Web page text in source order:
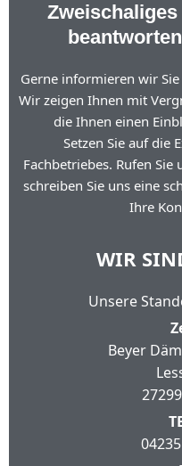
Gerne informieren wir
Wir zeigen Ihnen mit
die Ihnen einen
Setzen Sie auf die
Fachbetriebes. Rufen
schreiben Sie uns eine
Ihre
WIR
Unsere
Beyer